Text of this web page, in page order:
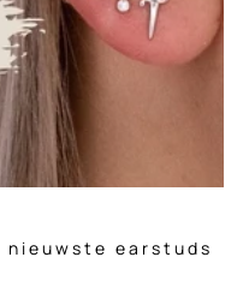
nieuwste earstuds